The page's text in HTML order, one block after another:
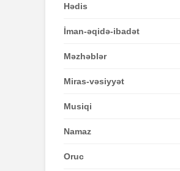
Hədis
İman-əqidə-ibadət
Məzhəblər
Miras-vəsiyyət
Musiqi
Namaz
Oruc